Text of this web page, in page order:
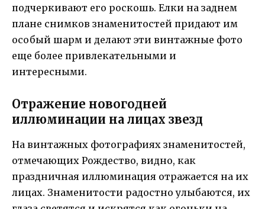
подчеркивают его роскошь. Елки на заднем
плане снимков знаменитостей придают им
особый шарм и делают эти винтажные фото
еще более привлекательными и
интересными.
Отражение новогодней
иллюминации на лицах звезд
На винтажных фотографиях знаменитостей,
отмечающих Рождество, видно, как
праздничная иллюминация отражается на их
лицах. Знаменитости радостно улыбаются, их